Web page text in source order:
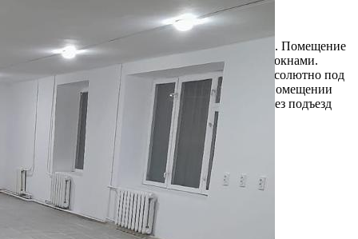
Москва / Московская обл
Посмотреть на карте
Сдается светлое помещение около Москва- Сити. Помещение
находится на цокольном этаже с полноценными окнами.
Зальная планировка позволяет обустроить его абсолютно под
любые цели. Также имеется санузел и кухня. В помещении
сделан косметический ремонт. Вход в объект через подъезд
жилого дома. Переуступка прав ар...
854 (+1)
Навигация
Характеристики
О помещении
Где находится
Контакты
Другие объявления